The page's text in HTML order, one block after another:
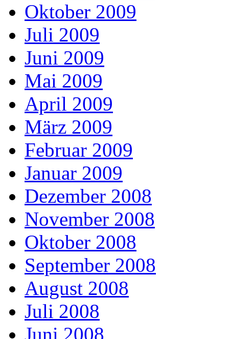
Oktober 2009
Juli 2009
Juni 2009
Mai 2009
April 2009
März 2009
Februar 2009
Januar 2009
Dezember 2008
November 2008
Oktober 2008
September 2008
August 2008
Juli 2008
Juni 2008